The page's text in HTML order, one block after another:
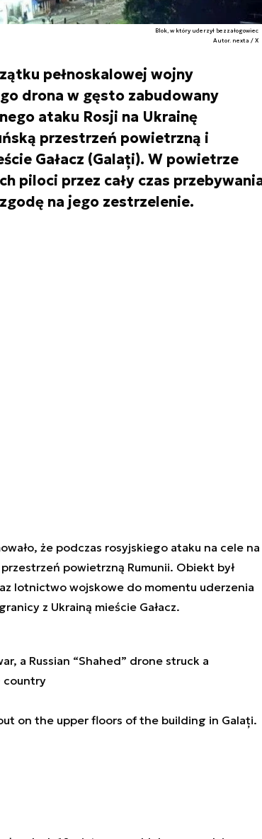
Blok, w który uderzył bezzałogowiec
Autor. nexta / X
pełnoskalowej wojny
drona w gęsto zabudowany
ataku Rosji na Ukrainę
przestrzeń powietrzną i
Gałacz (Galați). W powietrze
piloci przez cały czas
na jego zestrzelenie.
że podczas rosyjskiego ataku na cele na
powietrzną Rumunii. Obiekt był
lotnictwo wojskowe do momentu uderzenia
z Ukrainą mieście Gałacz.
a Russian “Shahed” drone struck a
country
on the upper floors of the building in Galați.